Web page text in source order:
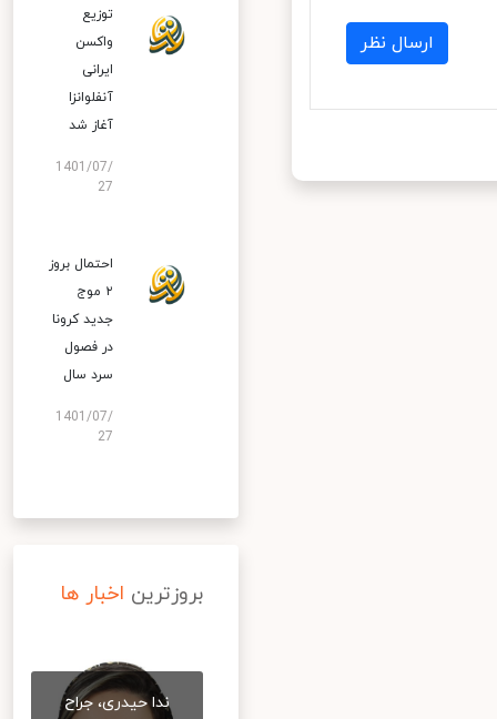
ارسال نظر
توزیع
واکسن
ایرانی
آنفلوانزا
آغاز شد
1401/07/
27
احتمال بروز
۲ موج
جدید کرونا
در فصول
سرد سال
1401/07/
27
بروزترین اخبار ها
ندا حیدری، جراح